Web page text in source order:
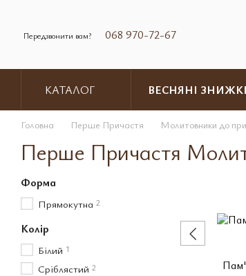
068 970-72-67
Передзвонити вам?
КАТАЛОГ ВЕСНЯНІ
Головна Перше Причастя Молитовники до
Перше Причастя
Форма
Прямокутна 2
Колір
Білий 1
Сріблястий 2